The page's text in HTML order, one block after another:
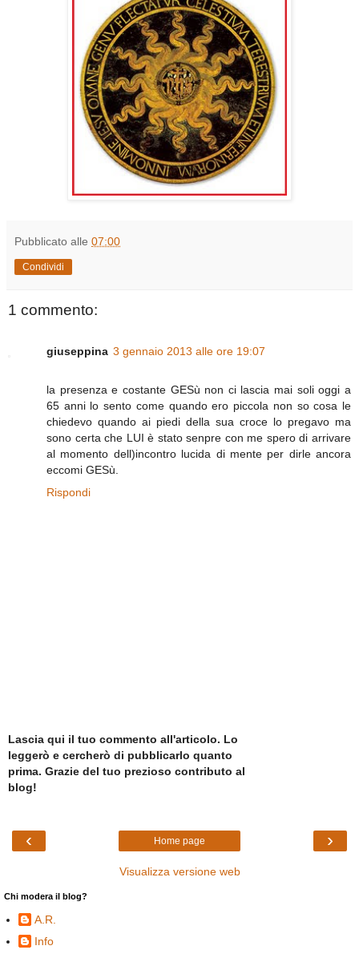
Pubblicato alle 07:00
Condividi
1 commento:
giuseppina 3 gennaio 2013 alle ore 19:07
la presenza e costante GESù non ci lascia mai soli oggi a
65 anni lo sento come quando ero piccola non so cosa le
chiedevo quando ai piedi della sua croce lo pregavo ma
sono certa che LUI è stato senpre con me spero di arrivare
al momento dell)incontro lucida di mente per dirle ancora
eccomi GESù.
Rispondi
Lascia qui il tuo commento all'articolo. Lo
leggerò e cercherò di pubblicarlo quanto
prima. Grazie del tuo prezioso contributo al
blog!
‹ ›
Home page
Visualizza versione web
Chi modera il blog?
A.R.
Info